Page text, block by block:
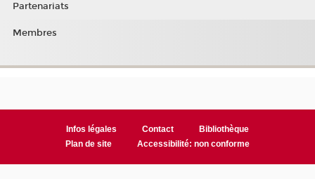
Partenariats
Membres
Infos légales Contact
Bibliothèque
Plan de site
Accessibilité: non conforme